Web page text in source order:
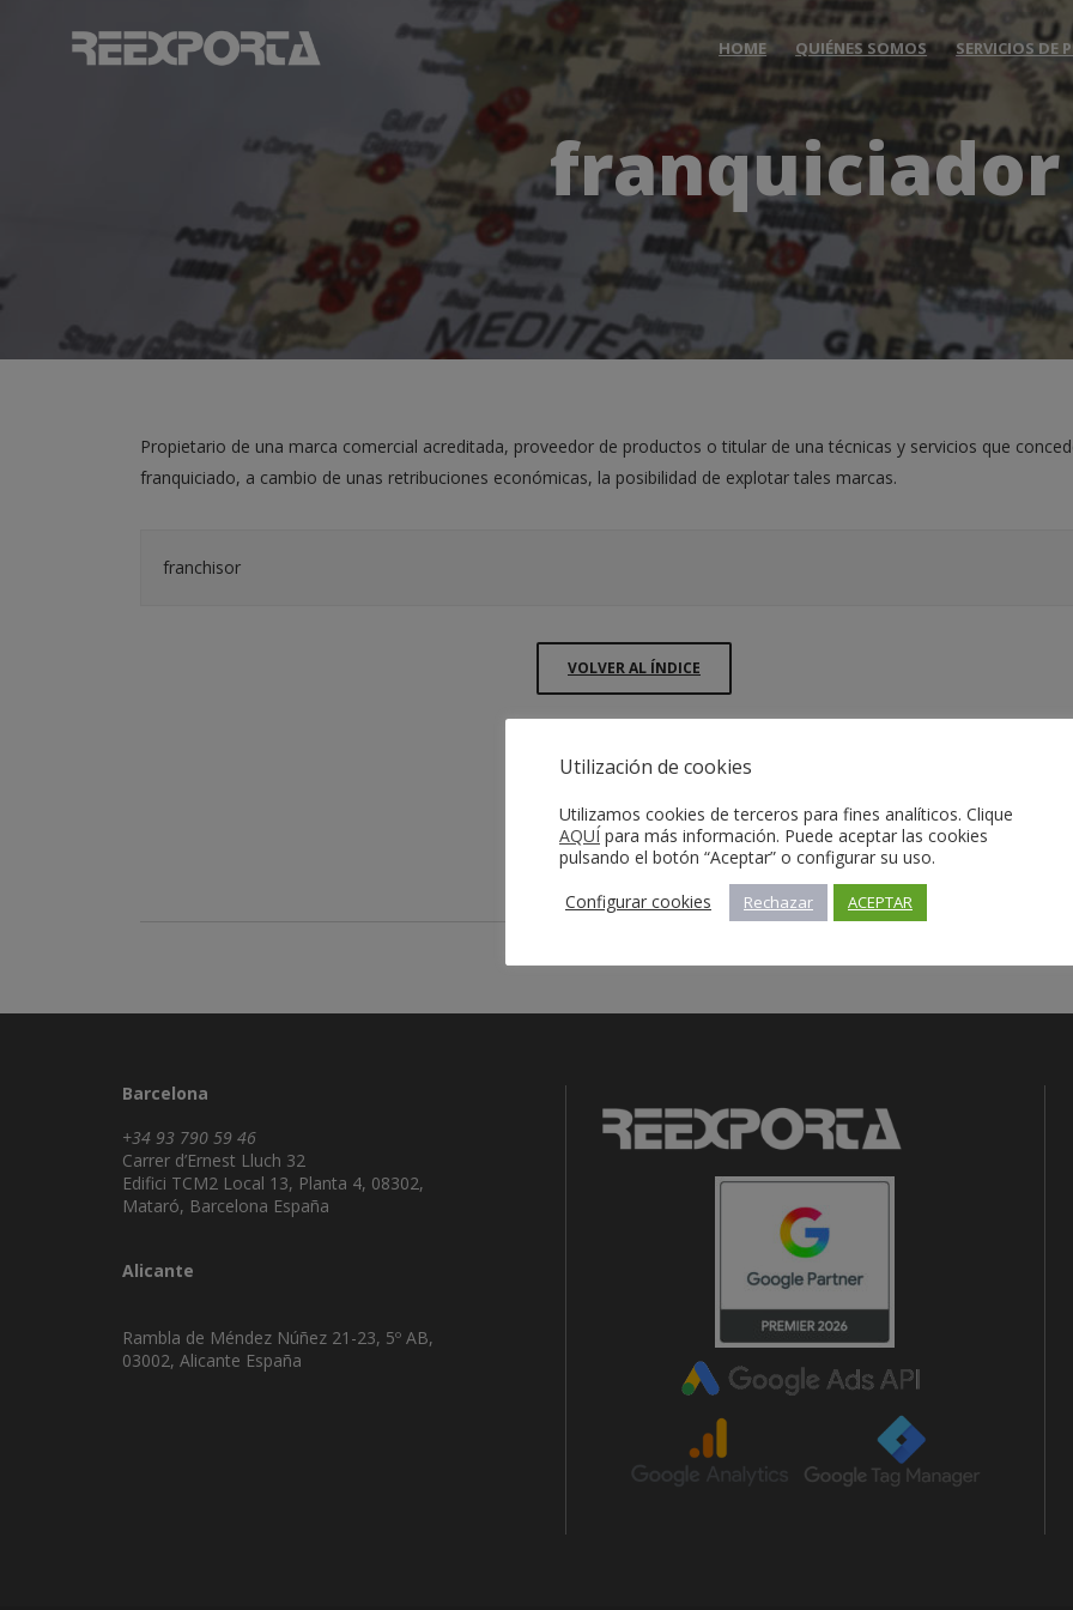
HOME QUIÉNES SOMOS SERVICIOS DE
franquiciador
Propietario de una marca comercial acreditada, proveedor de productos o titular de una técnicas y servicios que
franquiciado, a cambio de unas retribuciones económicas, la posibilidad de explotar tales marcas.
franchisor
VOLVER AL ÍNDICE
Barcelona
+34 93 790 59 46
Carrer d’Ernest Lluch 32
Edifici TCM2 Local 13, Planta 4, 08302,
Mataró, Barcelona España
Alicante
Rambla de Méndez Núñez 21-23, 5º AB,
03002, Alicante España
Utilización de cookies
Utilizamos cookies de terceros para fines analíticos. Clique
AQUÍ para más información. Puede aceptar las cookies
pulsando el botón “Aceptar” o configurar su uso.
Configurar cookies
Rechazar ACEPTAR